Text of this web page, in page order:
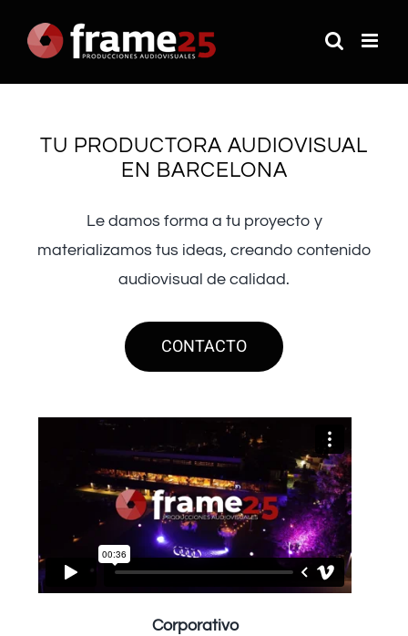
TU PRODUCTORA AUDIOVISUAL
EN BARCELONA
Le damos forma a tu proyecto y
materializamos tus ideas, creando contenido
audiovisual de calidad.
CONTACTO
Corporativo